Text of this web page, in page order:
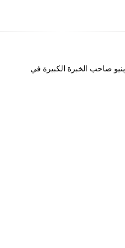
صاحب الخبرة الكبيرة في